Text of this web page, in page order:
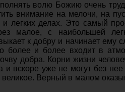
волю Божию очень
внимание на мелочи, на
легких делах. Это самый
малое, с наибольшей
к добру и начинает ему
более и более входит в
добра. Корни жизни
и вскоре уже не могут без нее
великое. Верный в малом